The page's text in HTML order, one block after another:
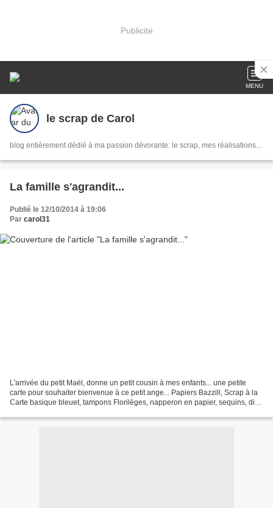
Publicité
MENU
le scrap de Carol
blog entièrement dédié à ma passion dévorante: le scrap, mes réalisations...
La famille s'agrandit...
Publié le 12/10/2014 à 19:06
Par carol31
L'arrivée du petit Maël, donne un petit cousin à mes enfants... une petite
carte pour souhaiter bienvenue à ce petit ange... Papiers Bazzill, Scrap à la
Carte basique bleuet, tampons Florilèges, napperon en papier, sequins, dies